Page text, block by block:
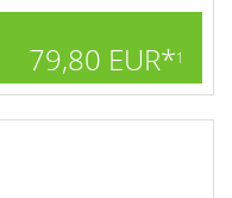
79,80 EUR*1